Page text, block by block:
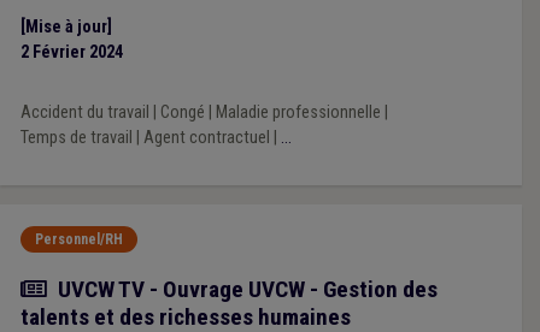
fonction publique locale.
[Mise à jour]
2 Février 2024
Accident du travail Congé Maladie professionnelle
Temps de travail
Agent contractuel ...
Personnel/RH
Actualité
UVCW TV - Ouvrage UVCW - Gestion des
talents et des richesses humaines